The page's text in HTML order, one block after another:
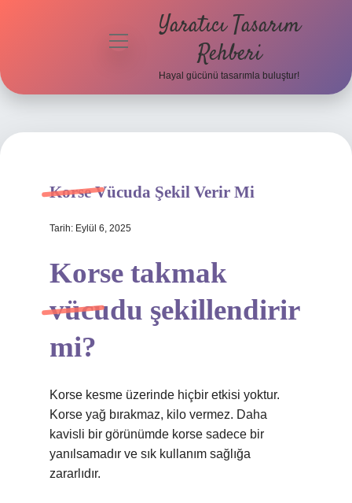
menüyü
Yaratıcı Tasarım
Rehberi
Hayal gücünü tasarımla buluştur!
Korse Vücuda Şekil Verir Mi
Tarih: Eylül 6, 2025
Korse takmak
vücudu şekillendirir
mi?
Korse kesme üzerinde hiçbir etkisi yoktur.
Korse yağ bırakmaz, kilo vermez. Daha
kavisli bir görünümde korse sadece bir
yanılsamadır ve sık kullanım sağlığa
zararlıdır.